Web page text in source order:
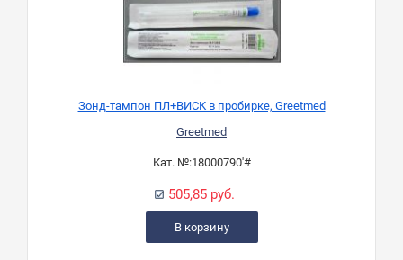
Зонд-тампон ПЛ+ВИСК в пробирке, Greetmed
Greetmed
Кат. №:18000790'#
505,85 руб.
В корзину